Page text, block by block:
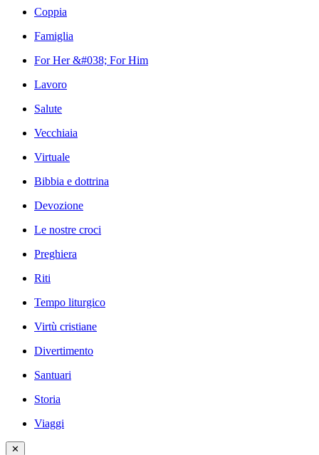
Coppia
Famiglia
For Her &#038; For Him
Lavoro
Salute
Vecchiaia
Virtuale
Bibbia e dottrina
Devozione
Le nostre croci
Preghiera
Riti
Tempo liturgico
Virtù cristiane
Divertimento
Santuari
Storia
Viaggi
✕